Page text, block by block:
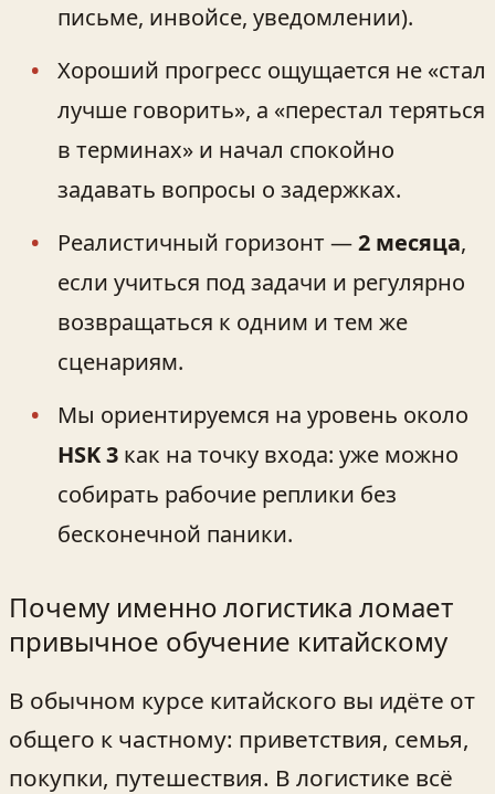
письме, инвойсе, уведомлении).
Хороший прогресс ощущается не «стал
лучше говорить», а «перестал теряться
в терминах» и начал спокойно
задавать вопросы о задержках.
Реалистичный горизонт —2 месяца,
если учиться под задачи и регулярно
возвращаться к одним и тем же
сценариям.
Мы ориентируемся на уровень около
HSK 3 как на точку входа: уже можно
собирать рабочие реплики без
бесконечной паники.
Почему именно логистика ломает
привычное обучение китайскому
В обычном курсе китайского вы идёте от
общего к частному: приветствия, семья,
покупки, путешествия. В логистике всё